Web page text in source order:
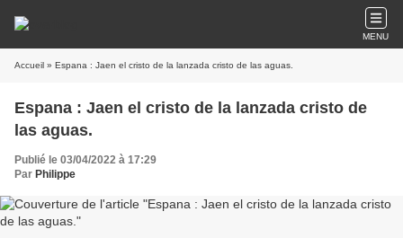
MENU
Accueil » Espana : Jaen el cristo de la lanzada cristo de las aguas.
Espana : Jaen el cristo de la lanzada cristo de
las aguas.
Publié le 03/04/2022 à 17:29
Par Philippe